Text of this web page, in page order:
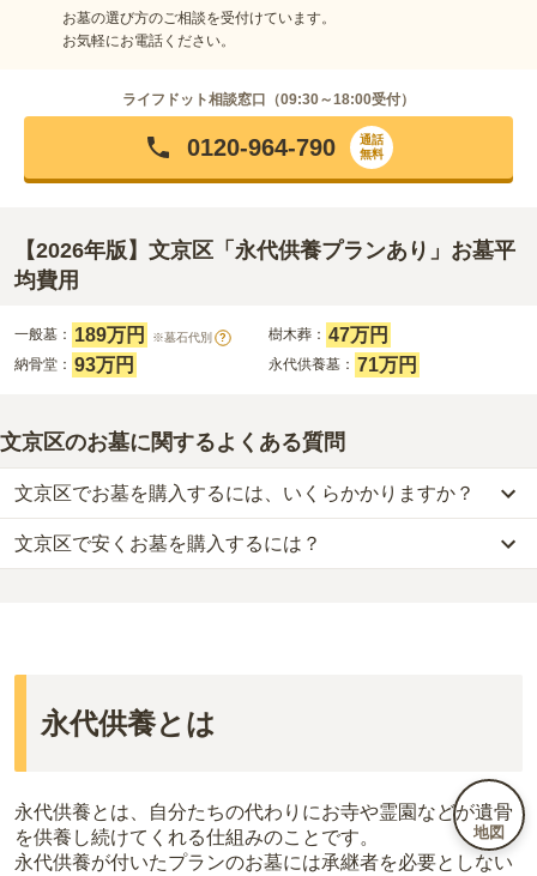
地図
お墓の選び方のご相談を受付けています。
お気軽にお電話ください。
ライフドット相談窓口（09:30～18:00受付）
0120-964-790
通話
無料
【2026年版】文京区「永代供養プランあり」お墓平
均費用
一般墓： 189万円 ※墓石代別 ? 樹木葬： 47万円
納骨堂： 93万円 永代供養墓： 71万円
文京区のお墓に関するよくある質問
文京区でお墓を購入するには、いくらかかりますか？
文京区での購入費用の目安は、一般墓が約334万円、樹木葬が約46
万円、納骨堂が約86万円、永代供養墓が約53万円です。
の平均
によって変わります。
樹木葬・納骨堂・永代供養墓は、基本的に墓石代がかからず、永代
なお、お墓によっては以下の費用が別途かかる場合があります。
・開眼法要の費用 ：お墓を新しく建てた際に行う儀式のための費
用。僧侶に渡すお布施がかかります。
文京区で安くお墓を購入するには？
する
されています。
文京区で安価なお墓を探したい場合は、価格の安い順で並び替えて
お墓を探すのがおすすめです。
永代供養とは
永代供養とは、自分たちの代わりにお寺や霊園などが遺骨
を供養し続けてくれる仕組みのことです。
永代供養が付いたプランのお墓には承継者を必要としない